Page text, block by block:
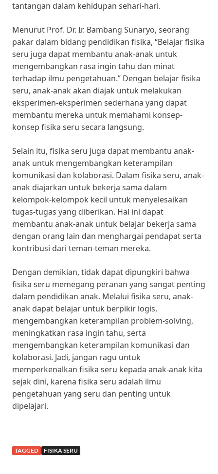
tantangan dalam kehidupan sehari-hari.
Menurut Prof. Dr. Ir. Bambang Sunaryo, seorang
pakar dalam bidang pendidikan fisika, “Belajar fisika
seru juga dapat membantu anak-anak untuk
mengembangkan rasa ingin tahu dan minat
terhadap ilmu pengetahuan.” Dengan belajar fisika
seru, anak-anak akan diajak untuk melakukan
eksperimen-eksperimen sederhana yang dapat
membantu mereka untuk memahami konsep-
konsep fisika seru secara langsung.
Selain itu, fisika seru juga dapat membantu anak-
anak untuk mengembangkan keterampilan
komunikasi dan kolaborasi. Dalam fisika seru, anak-
anak diajarkan untuk bekerja sama dalam
kelompok-kelompok kecil untuk menyelesaikan
tugas-tugas yang diberikan. Hal ini dapat
membantu anak-anak untuk belajar bekerja sama
dengan orang lain dan menghargai pendapat serta
kontribusi dari teman-teman mereka.
Dengan demikian, tidak dapat dipungkiri bahwa
fisika seru memegang peranan yang sangat penting
dalam pendidikan anak. Melalui fisika seru, anak-
anak dapat belajar untuk berpikir logis,
mengembangkan keterampilan problem-solving,
meningkatkan rasa ingin tahu, serta
mengembangkan keterampilan komunikasi dan
kolaborasi. Jadi, jangan ragu untuk
memperkenalkan fisika seru kepada anak-anak kita
sejak dini, karena fisika seru adalah ilmu
pengetahuan yang seru dan penting untuk
dipelajari.
TAGGED FISIKA SERU